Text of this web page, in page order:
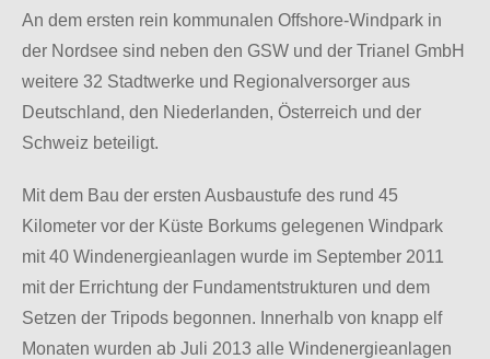
An dem ersten rein kommunalen Offshore-Windpark in
der Nordsee sind neben den GSW und der Trianel GmbH
weitere 32 Stadtwerke und Regionalversorger aus
Deutschland, den Niederlanden, Österreich und der
Schweiz beteiligt.
Mit dem Bau der ersten Ausbaustufe des rund 45
Kilometer vor der Küste Borkums gelegenen Windpark
mit 40 Windenergieanlagen wurde im September 2011
mit der Errichtung der Fundamentstrukturen und dem
Setzen der Tripods begonnen. Innerhalb von knapp elf
Monaten wurden ab Juli 2013 alle Windenergieanlagen